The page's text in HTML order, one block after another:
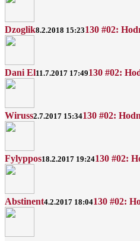
Dzoglik8.2.2018 15:23130 #02:
Dani El11.7.2017 17:49130 #02:
Wiruss2.7.2017 15:34130 #02:
Fylyppos18.2.2017 19:24130 #02:
Abstinent4.2.2017 18:04130 #02: